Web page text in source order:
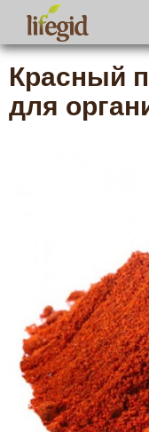
Красный
для